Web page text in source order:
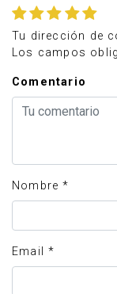
Tu dirección de
Los campos
Comentario
Nombre *
Email *